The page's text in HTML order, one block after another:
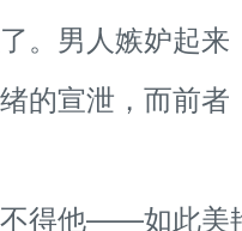
。男人嫉妒起
的宣泄，而前
得他——如此美